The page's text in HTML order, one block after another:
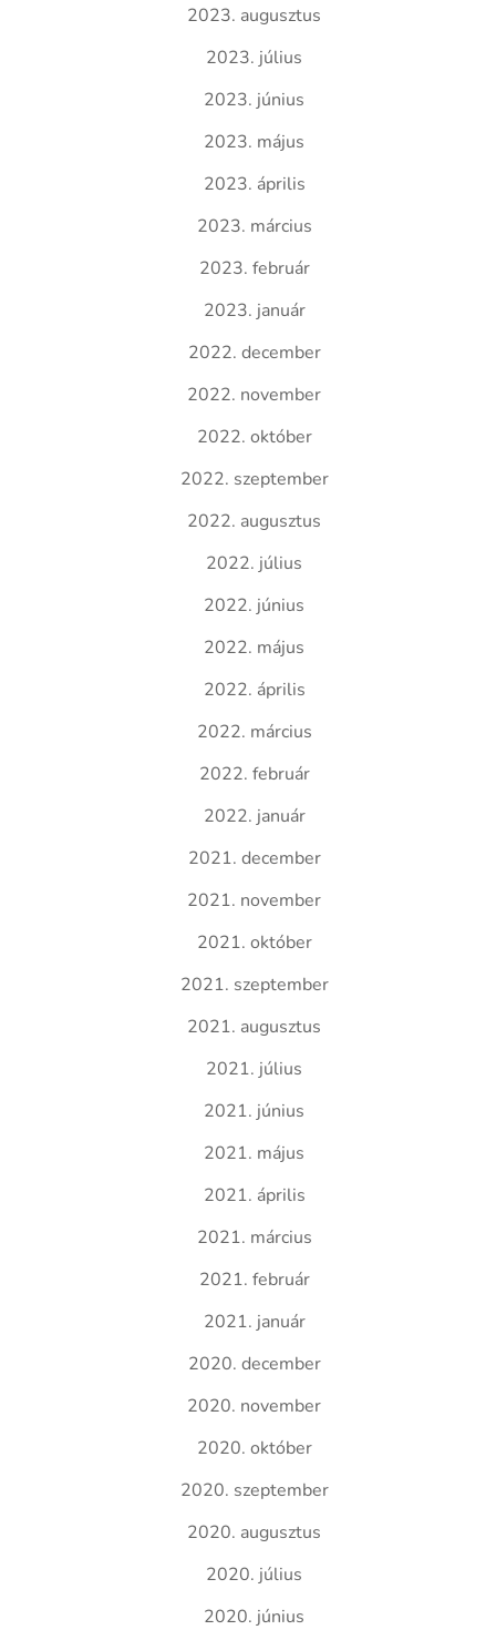
2023. augusztus
2023. július
2023. június
2023. május
2023. április
2023. március
2023. február
2023. január
2022. december
2022. november
2022. október
2022. szeptember
2022. augusztus
2022. július
2022. június
2022. május
2022. április
2022. március
2022. február
2022. január
2021. december
2021. november
2021. október
2021. szeptember
2021. augusztus
2021. július
2021. június
2021. május
2021. április
2021. március
2021. február
2021. január
2020. december
2020. november
2020. október
2020. szeptember
2020. augusztus
2020. július
2020. június